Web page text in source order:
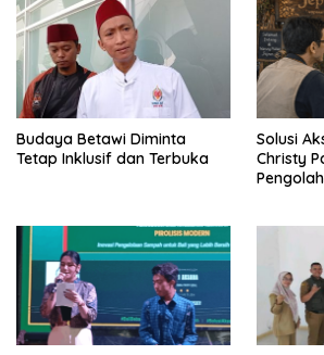
Budaya Betawi Diminta
Tetap Inklusif dan Terbuka
Solusi
Christy